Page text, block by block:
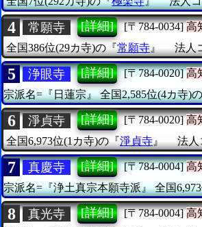
4 常願寺 [詳細] [〒784-0034] 高
全国386位(29カ寺)の『常願寺 』 法人
5 浄眼寺 [詳細] [〒784-0020] 高
宗派名=『日蓮宗』 全国2,585位(4カ寺)
6 淨貞寺 [詳細] [〒784-0020] 高
全国6,973位(1カ寺)の『淨貞寺 』 法人
7 真慶寺 [詳細] [〒784-0004] 高
宗派名=『浄土真宗本願寺派』 全国
8 真光寺 [詳細] [〒784-0004] 高